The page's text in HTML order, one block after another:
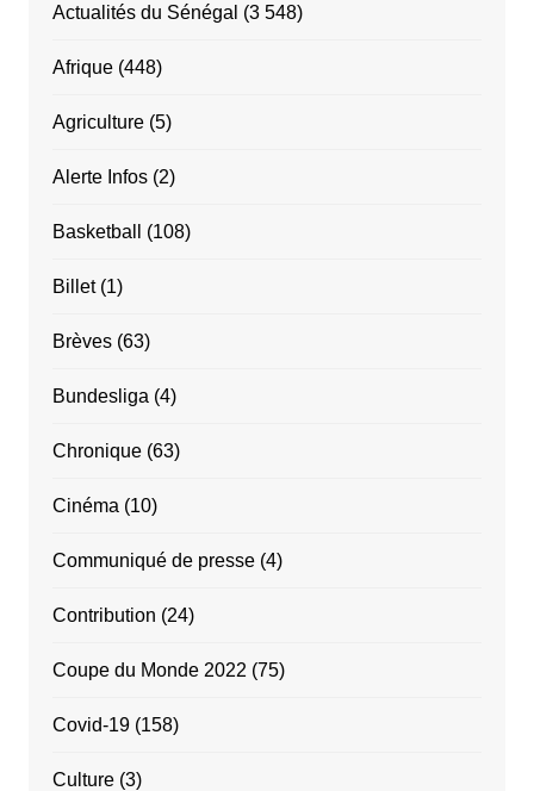
Actualités du Sénégal (3 548)
Afrique(448)
Agriculture(5)
Alerte Infos(2)
Basketball (108)
Billet(1)
Brèves(63)
Bundesliga (4)
Chronique(63)
Cinéma (10)
Communiqué de presse(4)
Contribution (24)
Coupe du Monde 2022 (75)
Covid-19(158)
Culture(3)